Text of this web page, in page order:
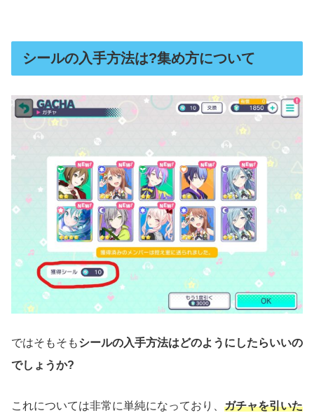
シールの入手方法は?集め方について
ではそもそもシールの入手方法はどのようにしたらいいの
でしょうか?
これについては非常に単純になっており、 ガチャを引いた